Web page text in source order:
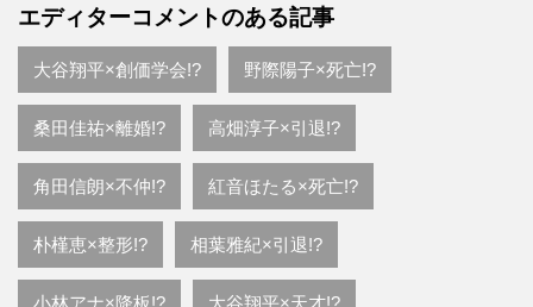
エディターコメントのある記事
大谷翔平×創価学会!? 野際陽子×死亡!?
桑田佳祐×離婚!? 高畑淳子×引退!?
角田信朗×不仲!? 紅音ほたる×死亡!?
朴槿恵×整形!? 相葉雅紀×引退!?
小林アナ×降板!? 大谷翔平×天才!?